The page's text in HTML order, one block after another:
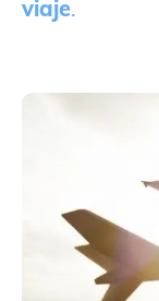
viaje.